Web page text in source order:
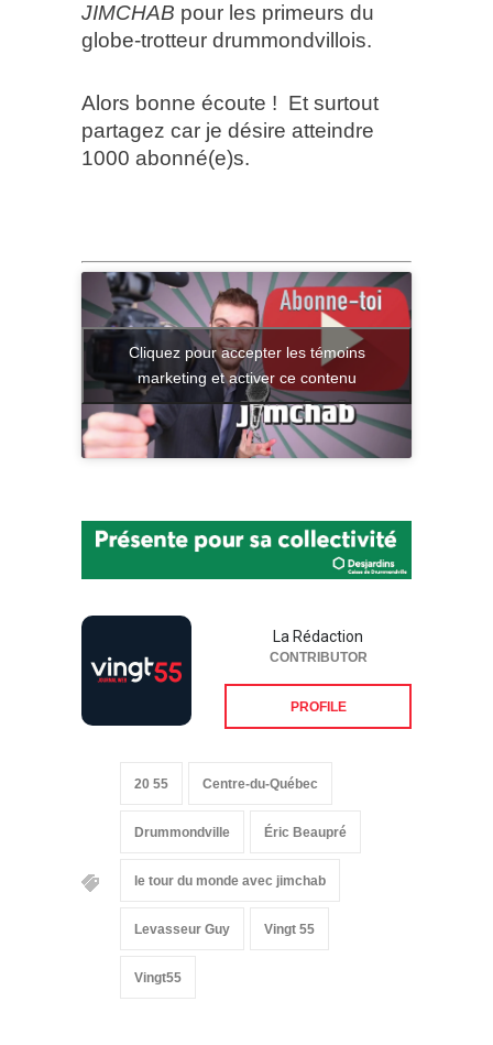
JIMCHAB pour les primeurs du
globe-trotteur drummondvillois.
Alors bonne écoute ! Et surtout
partagez car je désire atteindre
1000 abonné(e)s.
Cliquez pour accepter les témoins
marketing et activer ce contenu
La Rédaction
CONTRIBUTOR
PROFILE
20 55 Centre-du-Québec
Drummondville Éric Beaupré
le tour du monde avec jimchab
Levasseur Guy Vingt 55
Vingt55